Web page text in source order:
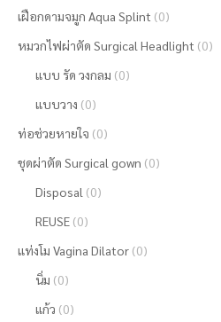
เฝือกดามจมูก Aqua Splint (0)
หมวกไฟผ่าตัด Surgical Headlight (0)
แบบ รัด วงกลม (0)
แบบวาง (0)
ท่อช่วยหายใจ (0)
ชุดผ่าตัด Surgical gown (0)
Disposal (0)
REUSE (0)
แท่งโม Vagina Dilator (0)
นิ่ม (0)
แก้ว (0)